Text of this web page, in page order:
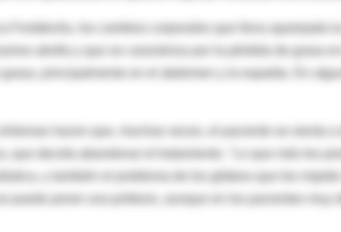
Fontdevila, los cambios corporales que lleva aparejada
grasa, principalmente en el abdomen y la espalda. En
síntomas hacen que, muchas veces, el paciente se sienta
que decida abandonar el tratamiento. "Lo que más les
y también el problema de los glúteos que les
puede poner una prótesis, aunque en los pacientes muy